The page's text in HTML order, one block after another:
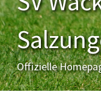
Offizielle